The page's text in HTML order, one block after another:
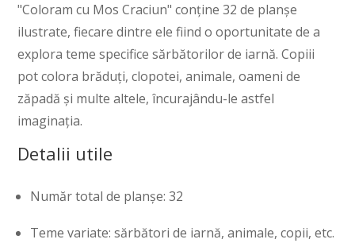
"Coloram cu Mos Craciun" conține 32 de planșe
ilustrate, fiecare dintre ele fiind o oportunitate de a
explora teme specifice sărbătorilor de iarnă. Copiii
pot colora brăduți, clopotei, animale, oameni de
zăpadă și multe altele, încurajându-le astfel
imaginația.
Detalii utile
Număr total de planșe: 32
Teme variate: sărbători de iarnă, animale, copii, etc.